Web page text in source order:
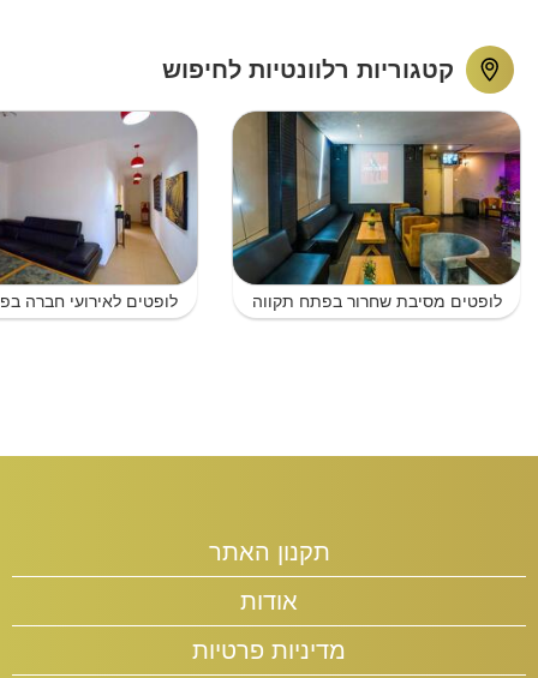
קטגוריות רלוונטיות לחיפוש
לופטים מסיבת שחרור בפתח תקווה לופטים לאירועי חברה
תקנון האתר
אודות
מדיניות פרטיות